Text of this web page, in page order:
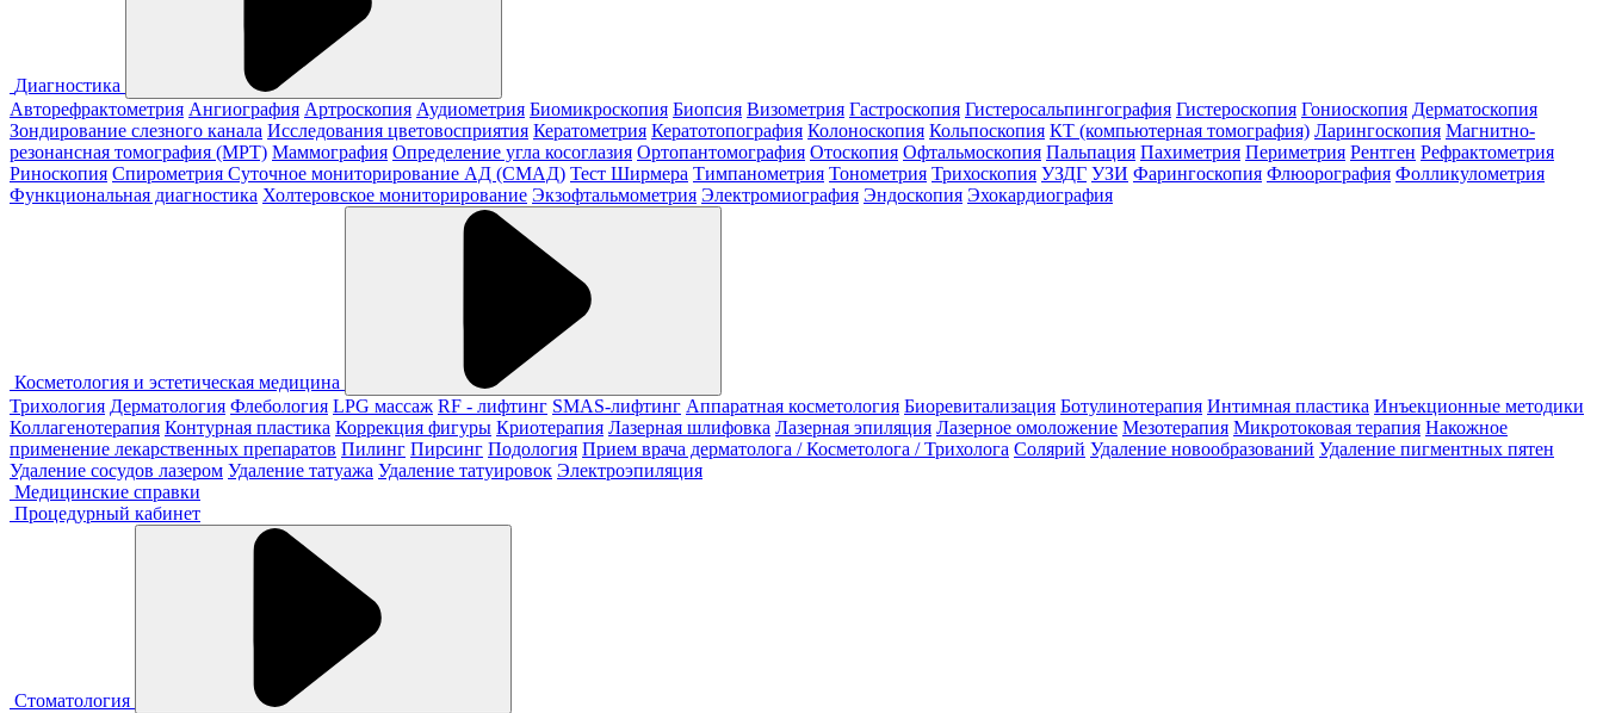
Диагностика
Авторефрактометрия Ангиография Артроскопия Аудиометрия Биомикроскопия Биопсия Визометрия Гастроскопия Гистеросальпингография Гистероскопия Гониоскопия Дерматоскопия
Зондирование слезного канала Исследования цветовосприятия Кератометрия Кератотопография Колоноскопия Кольпоскопия КТ (компьютерная томография) Ларингоскопия Магнитно-
резонансная томография (МРТ) Маммография Определение угла косоглазия Ортопантомография Отоскопия Офтальмоскопия Пальпация Пахиметрия Периметрия Рентген Рефрактометрия
Риноскопия Спирометрия Суточное мониторирование АД (СМАД) Тест Ширмера Тимпанометрия Тонометрия Трихоскопия УЗДГ УЗИ Фарингоскопия Флюорография Фолликулометрия
Функциональная диагностика Холтеровское мониторирование Экзофтальмометрия Электромиография Эндоскопия Эхокардиография
Косметология и эстетическая медицина
Трихология Дерматология Флебология LPG массаж RF - лифтинг SMAS-лифтинг Аппаратная косметология Биоревитализация Ботулинотерапия Интимная пластика Инъекционные методики
Коллагенотерапия Контурная пластика Коррекция фигуры Криотерапия Лазерная шлифовка Лазерная эпиляция Лазерное омоложение Мезотерапия Микротоковая терапия Накожное
применение лекарственных препаратов Пилинг Пирсинг Подология Прием врача дерматолога / Косметолога / Трихолога Солярий Удаление новообразований Удаление пигментных пятен
Удаление сосудов лазером Удаление татуажа Удаление татуировок Электроэпиляция
Медицинские справки
Процедурный кабинет
Стоматология